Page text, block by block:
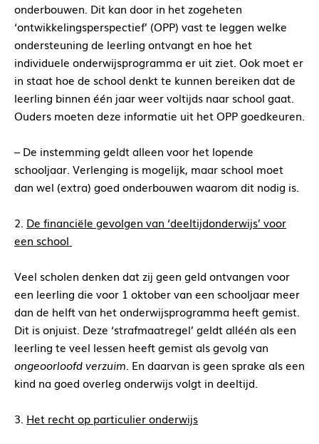
onderbouwen. Dit kan door in het zogeheten
‘ontwikkelingsperspectief’ (OPP) vast te leggen welke
ondersteuning de leerling ontvangt en hoe het
individuele onderwijsprogramma er uit ziet. Ook moet er
in staat hoe de school denkt te kunnen bereiken dat de
leerling binnen één jaar weer voltijds naar school gaat.
Ouders moeten deze informatie uit het OPP goedkeuren.
– De instemming geldt alleen voor het lopende
schooljaar. Verlenging is mogelijk, maar school moet
dan wel (extra) goed onderbouwen waarom dit nodig is.
2. De financiële gevolgen van ‘deeltijdonderwijs’ voor
een school
Veel scholen denken dat zij geen geld ontvangen voor
een leerling die voor 1 oktober van een schooljaar meer
dan de helft van het onderwijsprogramma heeft gemist.
Dit is onjuist. Deze ‘strafmaatregel’ geldt alléén als een
leerling te veel lessen heeft gemist als gevolg van
ongeoorloofd verzuim. En daarvan is geen sprake als een
kind na goed overleg onderwijs volgt in deeltijd.
3. Het recht op particulier onderwijs